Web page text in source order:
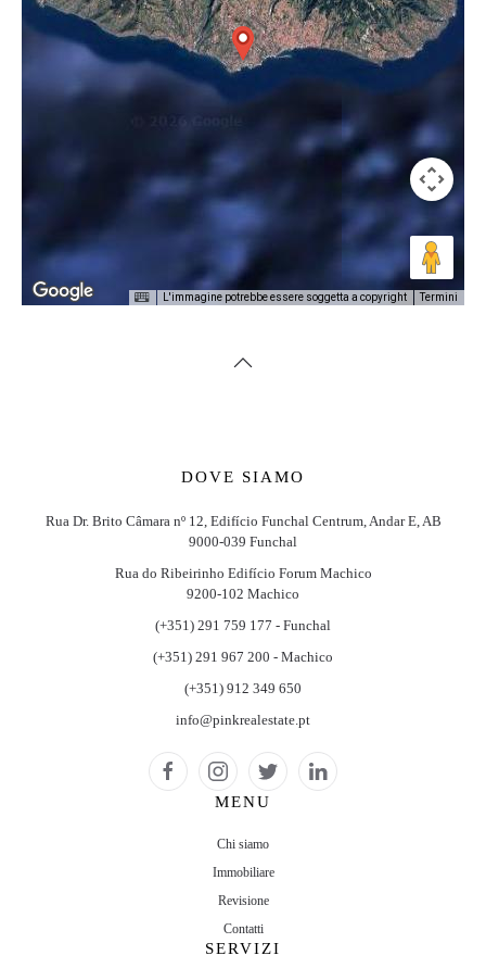
L'immagine potrebbe essere soggetta a copyright Termini
DOVE SIAMO
Rua Dr. Brito Câmara nº 12, Edifício Funchal Centrum, Andar E, AB
9000-039 Funchal
Rua do Ribeirinho Edifício Forum Machico
9200-102 Machico
(+351) 291 759 177 - Funchal
(+351) 291 967 200 - Machico
(+351) 912 349 650
info@pinkrealestate.pt
MENU
Chi siamo
Immobiliare
Revisione
Contatti
SERVIZI